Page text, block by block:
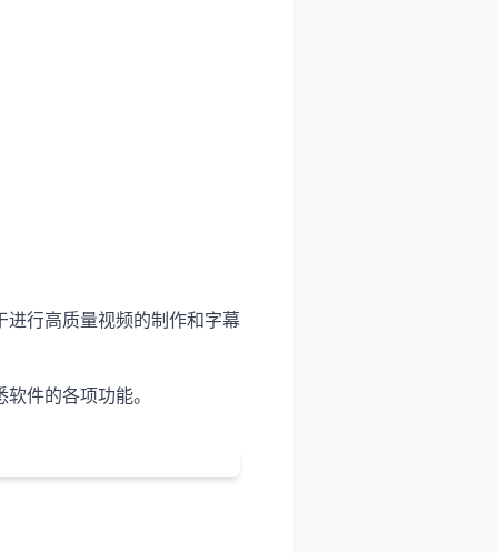
行高质量视频的制作和字幕
件的各项功能。